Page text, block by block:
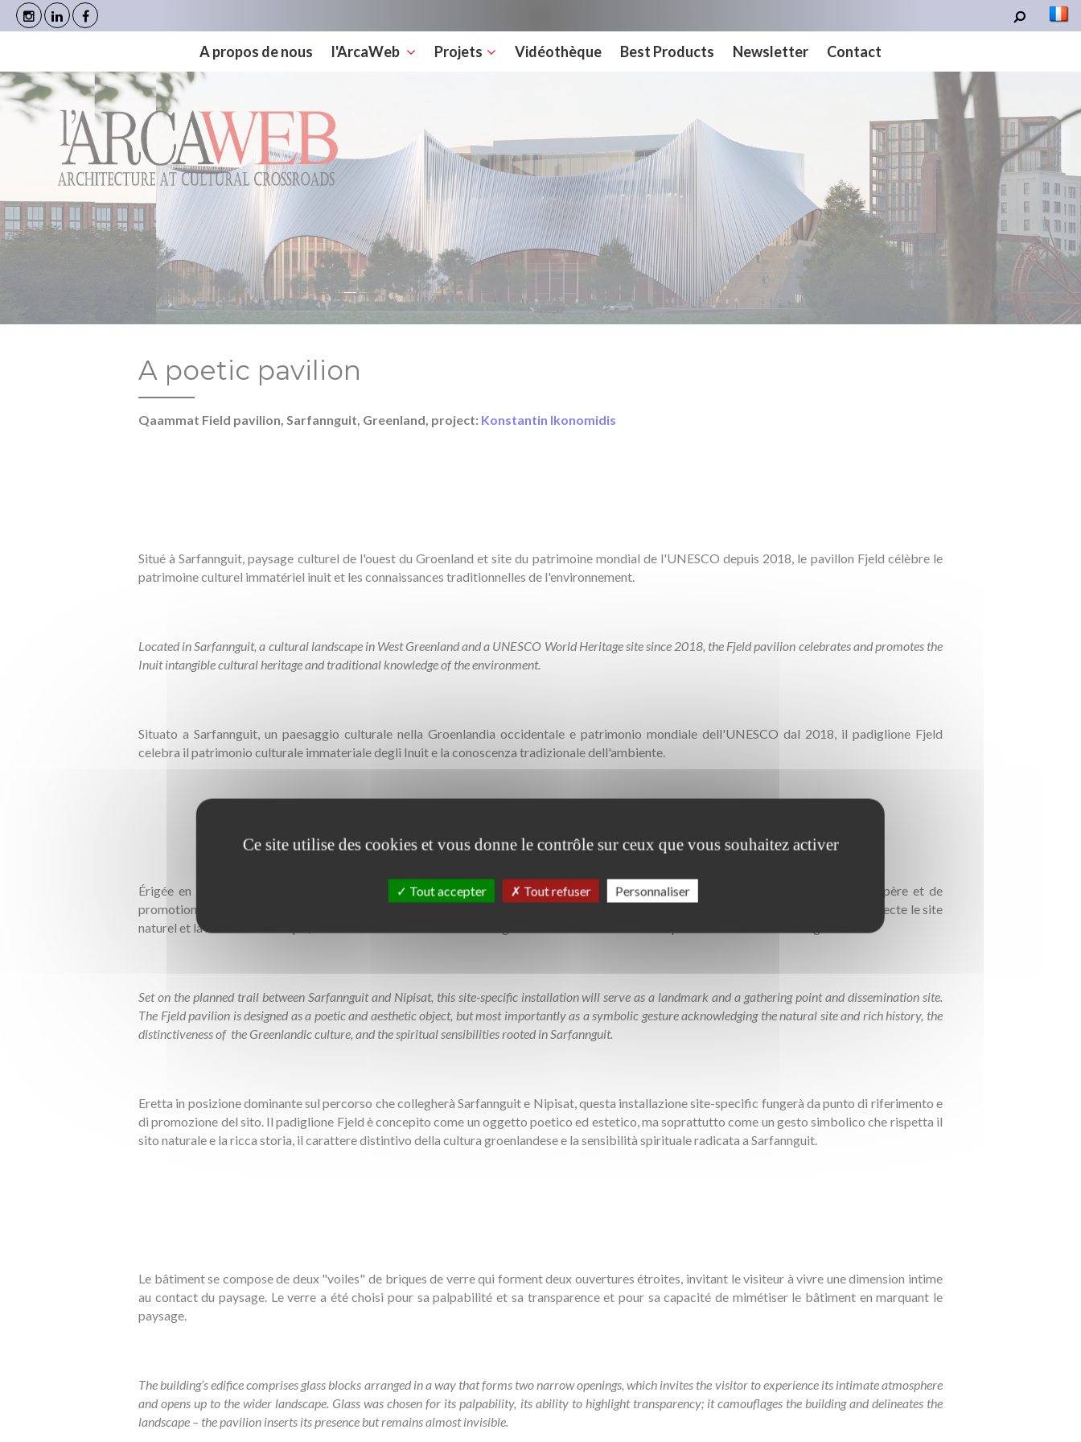
A propos de nous l'ArcaWeb Projets Vidéothèque Best Products Newsletter Contact
A poetic pavilion
Qaammat Field pavilion, Sarfannguit, Greenland, project: Konstantin Ikonomidis
Situé à Sarfannguit, paysage culturel de l'ouest du Groenland et site du patrimoine mondial de l'UNESCO depuis 2018, le pavillon Fjeld célèbre le
patrimoine culturel immatériel inuit et les connaissances traditionnelles de l'environnement.
Located in Sarfannguit, a cultural landscape in West Greenland and a UNESCO World Heritage site since 2018, the Fjeld pavilion celebrates and promotes the
Inuit intangible cultural heritage and traditional knowledge of the environment.
Situato a Sarfannguit, un paesaggio culturale nella Groenlandia occidentale e patrimonio mondiale dell'UNESCO dal 2018, il padiglione Fjeld
celebra il patrimonio culturale immateriale degli Inuit e la conoscenza tradizionale dell'ambiente.
Érigée en position dominante sur le sentier qui reliera Sarfannguit et Nipisat, cette installation site-specific servira de point de repère et de
promotion du site. Le Pavillon Fjeld est conçu comme un objet poétique et esthétique, mais surtout comme un geste symbolique qui respecte le site
naturel et la richesse historique, le caractère distinctif de la culture groenlandaise et la sensibilité spirituelle ancrée à Sarfannguit.
Set on the planned trail between Sarfannguit and Nipisat, this site-specific installation will serve as a landmark and a gathering point and dissemination site.
The Fjeld pavilion is designed as a poetic and aesthetic object, but most importantly as a symbolic gesture acknowledging the natural site and rich history, the
distinctiveness of the Greenlandic culture, and the spiritual sensibilities rooted in Sarfannguit.
Eretta in posizione dominante sul percorso che collegherà Sarfannguit e Nipisat, questa installazione site-specific fungerà da punto di riferimento e
di promozione del sito. Il padiglione Fjeld è concepito come un oggetto poetico ed estetico, ma soprattutto come un gesto simbolico che rispetta il
sito naturale e la ricca storia, il carattere distintivo della cultura groenlandese e la sensibilità spirituale radicata a Sarfannguit.
Le bâtiment se compose de deux "voiles" de briques de verre qui forment deux ouvertures étroites, invitant le visiteur à vivre une dimension intime
au contact du paysage. Le verre a été choisi pour sa palpabilité et sa transparence et pour sa capacité de mimétiser le bâtiment en marquant le
paysage.
The building’s edifice comprises glass blocks arranged in a way that forms two narrow openings, which invites the visitor to experience its intimate atmosphere
and opens up to the wider landscape. Glass was chosen for its palpability, its ability to highlight transparency; it camouflages the building and delineates the
landscape – the pavilion inserts its presence but remains almost invisible.
Panneau de gestion des cookies
Ce site utilise des cookies et vous donne le contrôle sur ceux que vous souhaitez activer
Tout accepter Tout refuser Personnaliser